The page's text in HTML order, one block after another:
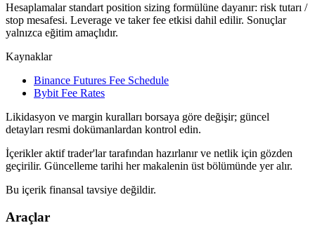
Hesaplamalar standart position sizing formülüne dayanır: risk tutarı /
stop mesafesi. Leverage ve taker fee etkisi dahil edilir. Sonuçlar
yalnızca eğitim amaçlıdır.
Kaynaklar
Binance Futures Fee Schedule
Bybit Fee Rates
Likidasyon ve margin kuralları borsaya göre değişir; güncel
detayları resmi dokümanlardan kontrol edin.
İçerikler aktif trader'lar tarafından hazırlanır ve netlik için gözden
geçirilir. Güncelleme tarihi her makalenin üst bölümünde yer alır.
Bu içerik finansal tavsiye değildir.
Araçlar